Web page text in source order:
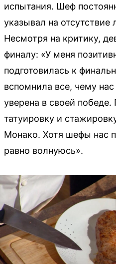
испытания. Шеф
указывал на отсутствие
Несмотря на критику,
финалу: «У меня
подготовилась к
вспомнила все, чему
уверена в своей победе.
татуировку и
Монако. Хотя шефы нас
равно волнуюсь».